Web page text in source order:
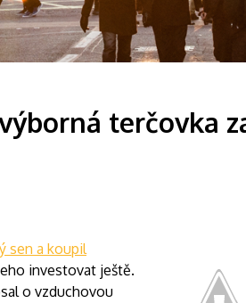
terčovka
sen a koupil
investovat ještě.
o vzduchovou